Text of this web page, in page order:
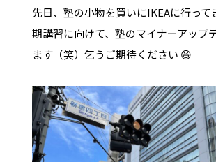
先日、塾の小物を買いにIKEAに行って
期講習に向けて、塾のマイナーアップ
ます（笑）乞うご期待ください 😆